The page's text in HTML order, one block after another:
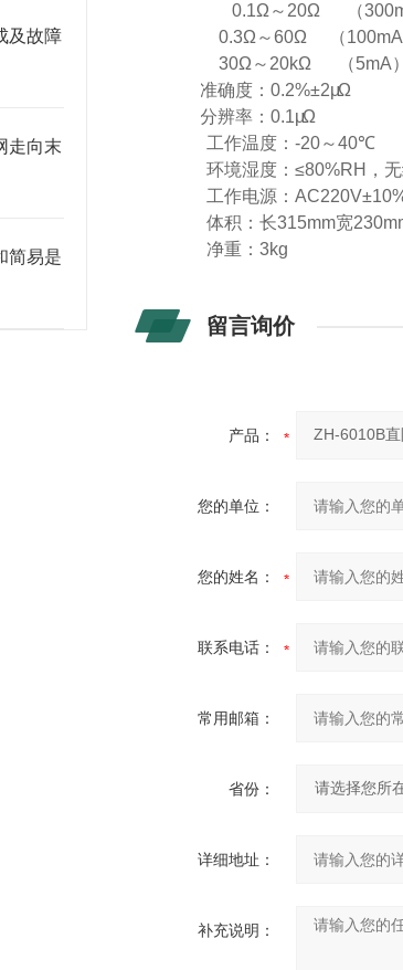
及故障
走向末
简易是
0.1Ω～ 20Ω （
0.3Ω～60Ω （100mA
30Ω～ 20kΩ （5mA）
准确度： 0.2%±2μΩ
分辨率： 0.1μΩ
工作温度： -20～40℃
环境湿度：≤80%RH ，
工作电源： AC220V±
体积：长315mm宽
净重： 3kg
留言询价
产品：
您的单位：
您的姓名：
联系电话：
常用邮箱：
省份：
详细地址：
补充说明：